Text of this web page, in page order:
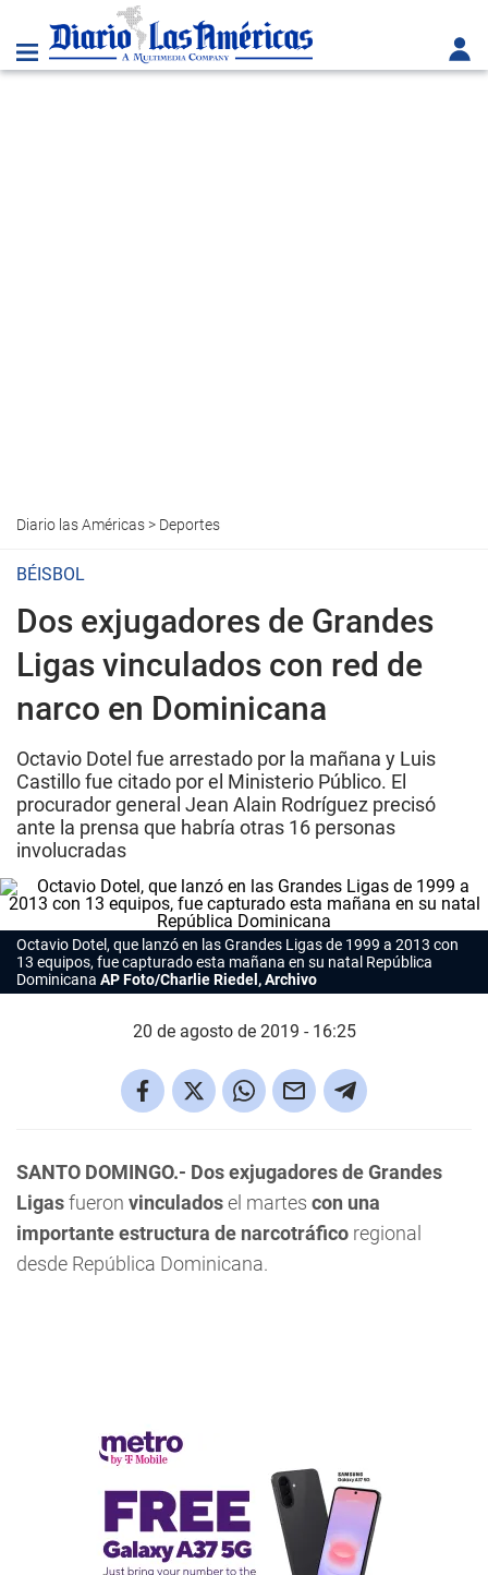
Diario las Américas> Deportes
BÉISBOL
Dos exjugadores de Grandes
Ligas vinculados con red de
narco en Dominicana
Octavio Dotel fue arrestado por la mañana y Luis
Castillo fue citado por el Ministerio Público. El
procurador general Jean Alain Rodríguez precisó
ante la prensa que habría otras 16 personas
involucradas
Octavio Dotel, que lanzó en las Grandes Ligas de 1999 a 2013 con
13 equipos, fue capturado esta mañana en su natal República
Dominicana AP Foto/Charlie Riedel, Archivo
20 de agosto de 2019 - 16:25
SANTO DOMINGO.- Dos exjugadores de Grandes
Ligasfueron vinculadosel martes con una
importante estructura de narcotráfico regional
desde República Dominicana.